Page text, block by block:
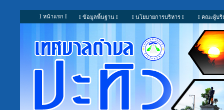
I หน้าแรก I I ข้อมูลพื้นฐาน I I นโยบายการบริหาร I I คณะผู้บริ